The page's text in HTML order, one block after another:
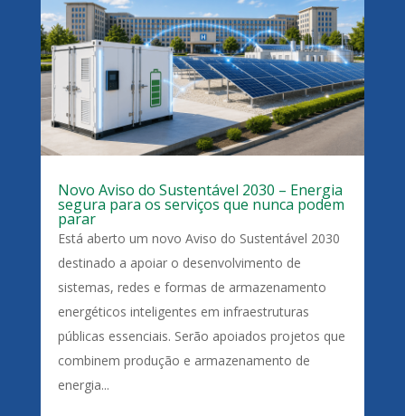
Novo Aviso do Sustentável 2030 – Energia
segura para os serviços que nunca podem
parar
Está aberto um novo Aviso do Sustentável 2030
destinado a apoiar o desenvolvimento de
sistemas, redes e formas de armazenamento
energéticos inteligentes em infraestruturas
públicas essenciais. Serão apoiados projetos que
combinem produção e armazenamento de
energia...